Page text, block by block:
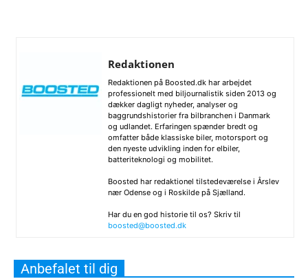
Redaktionen
Redaktionen på Boosted.dk har arbejdet
professionelt med biljournalistik siden 2013 og
dækker dagligt nyheder, analyser og
baggrundshistorier fra bilbranchen i Danmark
og udlandet. Erfaringen spænder bredt og
omfatter både klassiske biler, motorsport og
den nyeste udvikling inden for elbiler,
batteriteknologi og mobilitet.
Boosted har redaktionel tilstedeværelse i Årslev
nær Odense og i Roskilde på Sjælland.
Har du en god historie til os? Skriv til
boosted@boosted.dk